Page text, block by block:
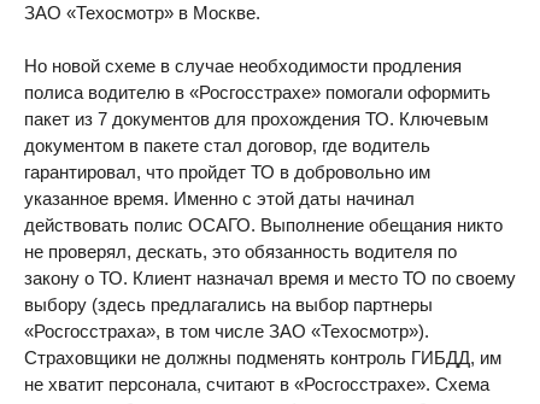
ЗАО «Техосмотр» в Москве.
Но новой схеме в случае необходимости продления
полиса водителю в «Росгосстрахе» помогали оформить
пакет из 7 документов для прохождения ТО. Ключевым
документом в пакете стал договор, где водитель
гарантировал, что пройдет ТО в добровольно им
указанное время. Именно с этой даты начинал
действовать полис ОСАГО. Выполнение обещания никто
не проверял, дескать, это обязанность водителя по
закону о ТО. Клиент назначал время и место ТО по своему
выбору (здесь предлагались на выбор партнеры
«Росгосстраха», в том числе ЗАО «Техосмотр»).
Страховщики не должны подменять контроль ГИБДД, им
не хватит персонала, считают в «Росгосстрахе». Схема